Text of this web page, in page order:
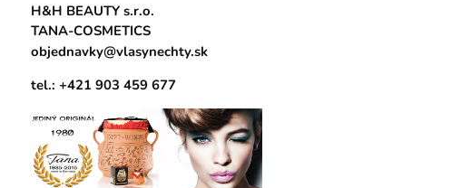
H&H BEAUTY s.r.o.
TANA-COSMETICS
objednavky@vlasynechty.sk
tel.: +421 903 459 677